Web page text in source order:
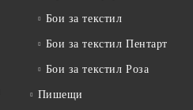
Бои за текстил
Бои за текстил Пентарт
Бои за текстил Роза
Пишещи